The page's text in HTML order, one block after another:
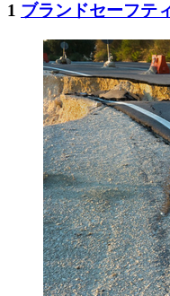
1 ブランドセーフテ